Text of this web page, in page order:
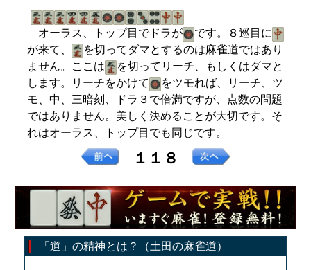
オーラス、トップ目でドラが
です。８巡目に
が来て、
を切ってダマとするのは麻雀道ではあり
ません。ここは
を切ってリーチ、もしくはダマと
します。リーチをかけて
をツモれば、リーチ、ツ
モ、中、三暗刻、ドラ３で倍満ですが、点数の問題
ではありません。美しく決めることが大切です。そ
れはオーラス、トップ目でも同じです。
１１８
「道」の精神とは？（土田の麻雀道）